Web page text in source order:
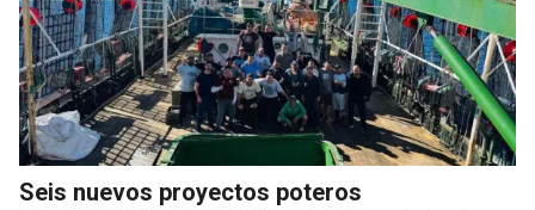
Seis nuevos proyectos poteros